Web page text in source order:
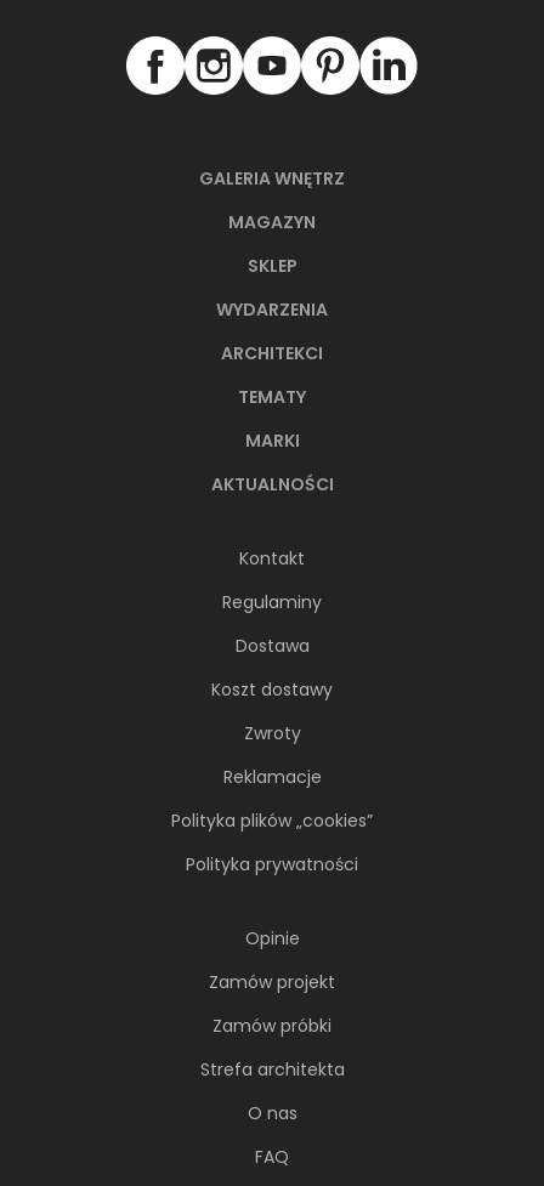
GALERIA WNĘTRZ
MAGAZYN
SKLEP
WYDARZENIA
ARCHITEKCI
TEMATY
MARKI
AKTUALNOŚCI
Kontakt
Regulaminy
Dostawa
Koszt dostawy
Zwroty
Reklamacje
Polityka plików „cookies”
Polityka prywatności
Opinie
Zamów projekt
Zamów próbki
Strefa architekta
O nas
FAQ